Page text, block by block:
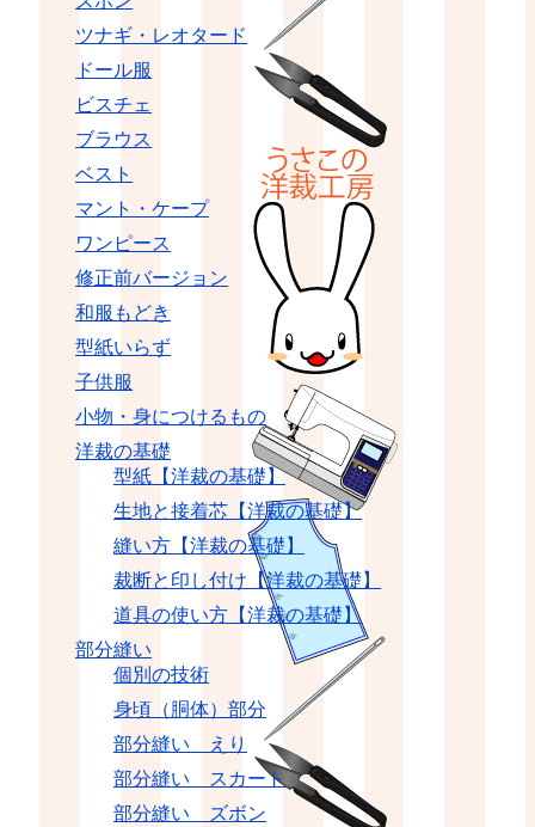
ツナギ・レオタード
ドール服
ビスチェ
ブラウス
ベスト
マント・ケープ
ワンピース
修正前バージョン
和服もどき
型紙いらず
子供服
小物・身につけるもの
洋裁の基礎
型紙【洋裁の基礎】
生地と接着芯【洋裁の基礎】
縫い方【洋裁の基礎】
裁断と印し付け【洋裁の基礎】
道具の使い方【洋裁の基礎】
部分縫い
個別の技術
身頃（胴体）部分
部分縫い えり
部分縫い スカート
部分縫い ズボン